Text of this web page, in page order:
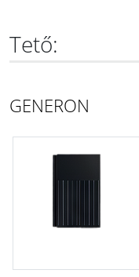
Tető:
GENERON